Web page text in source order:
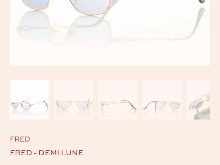
FRED
FRED - DEMI LUNE